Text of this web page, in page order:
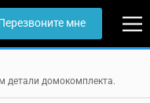
мне
детали домокомплекта.